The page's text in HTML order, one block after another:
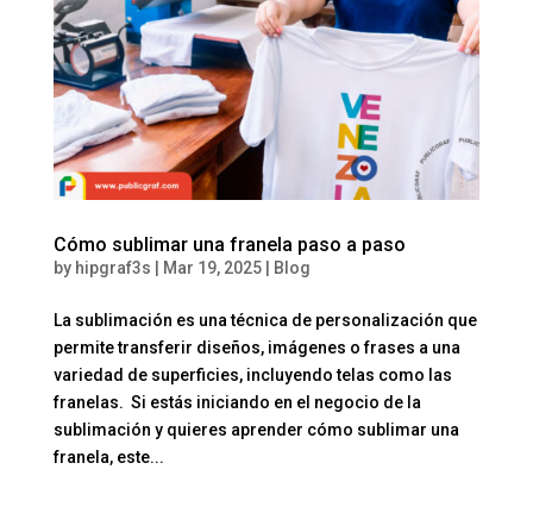
Cómo sublimar una franela paso a paso
by hipgraf3s Mar 19, 2025| Blog
La sublimación es una técnica de personalización que
permite transferir diseños, imágenes o frases a una
variedad de superficies, incluyendo telas como las
franelas. Si estás iniciando en el negocio de la
sublimación y quieres aprender cómo sublimar una
franela, este...